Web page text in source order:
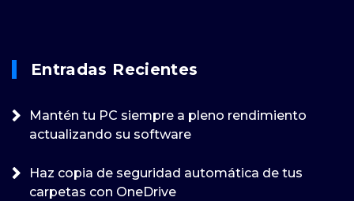
Entradas Recientes
Mantén tu PC siempre a pleno rendimiento
actualizando su software
Haz copia de seguridad automática de tus
carpetas con OneDrive